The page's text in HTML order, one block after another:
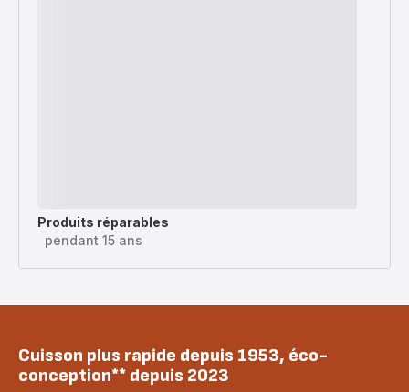
Produits réparables
pendant 15 ans
Cuisson plus rapide depuis 1953, éco-
conception** depuis 2023